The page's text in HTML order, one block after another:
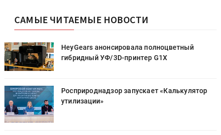
САМЫЕ ЧИТАЕМЫЕ НОВОСТИ
HeyGears анонсировала полноцветный
гибридный УФ/3D-принтер G1X
Росприроднадзор запускает «Калькулятор
утилизации»